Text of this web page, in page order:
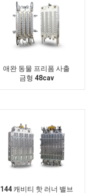
애완 동물 프리폼 사출
금형 48cav
144 캐비티 핫 러너 밸브